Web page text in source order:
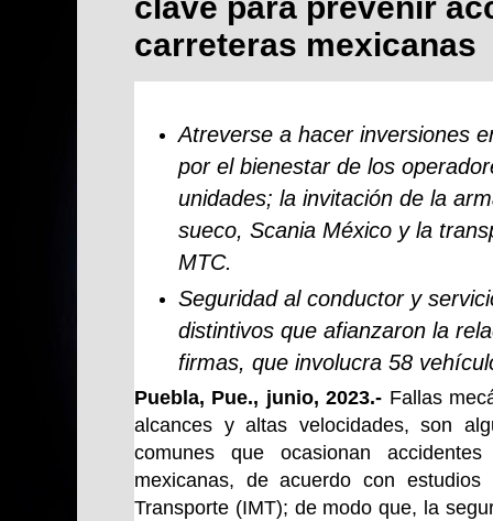
carreteras mexicanas
Atreverse a hacer inversiones
por el bienestar de los
unidades; la invitación de la
sueco, Scania México y la
MTC.
Seguridad al conductor y
distintivos que afianzaron la
firmas, que involucra 58
Puebla, Pue., junio, 2023.- Fallas
alcances y altas velocidades, son
comunes que ocasionan
mexicanas, de acuerdo con
Transporte (IMT); de modo que, la